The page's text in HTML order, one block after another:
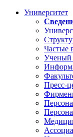
Университет
Частые
Ученый
Пресс-